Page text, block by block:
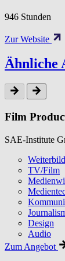
946 Stunden
Zur Website
Ähnliche
Film
SAE-Institute
TV/Film
Design
Audio
Zum Angebot